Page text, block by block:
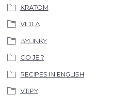
KRATOM
VIDEA
BYLINKY
CO JE ?
RECIPES IN ENGLISH
VTIPY